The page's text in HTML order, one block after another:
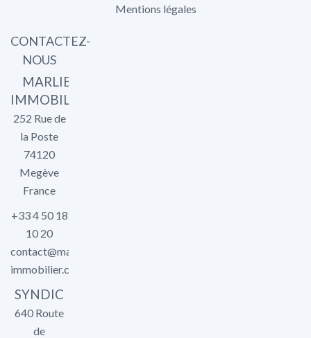
Mentions légales
CONTACTEZ-
NOUS
MARLIER
IMMOBILIER
252 Rue de
la Poste
74120
Megève
France
+33 4 50 18
10 20
contact@marlier-
immobilier.com
SYNDIC
640 Route
de